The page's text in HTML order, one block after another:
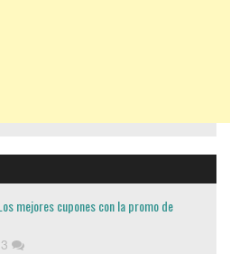
mejores cupones con la promo de
3